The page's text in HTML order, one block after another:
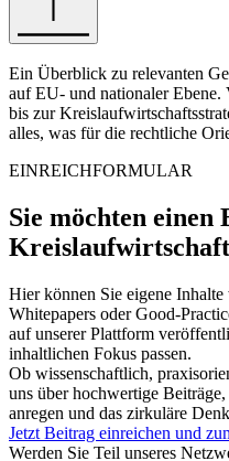
Ein Überblick zu relevanten
auf EU- und nationaler
bis zur
alles, was für die rechtliche
EINREICHFORMULAR
Sie möchten einen
Hier können Sie eigene
Whitepapers oder Good-
auf unserer Plattform
inhaltlichen Fokus passen.
Ob wissenschaftlich,
uns über hochwertige
anregen und das zirkuläre
Jetzt Beitrag einreichen und
Werden Sie Teil unseres